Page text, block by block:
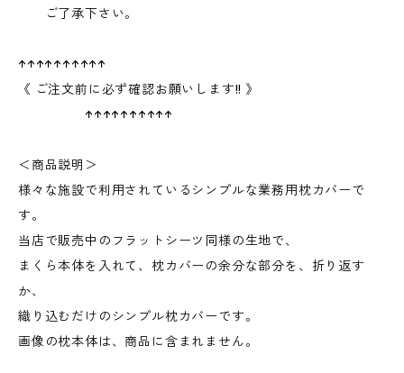
ご了承下さい。
↑↑↑↑↑↑↑↑↑↑
《 ご注文前に必ず確認お願いします!! 》
↑↑↑↑↑↑↑↑↑↑
＜商品説明＞
様々な施設で利用されているシンプルな業務用枕カバーで
す。
当店で販売中のフラットシーツ同様の生地で、
まくら本体を入れて、枕カバーの余分な部分を、折り返す
か、
織り込むだけのシンプル枕カバーです。
画像の枕本体は、商品に含まれません。